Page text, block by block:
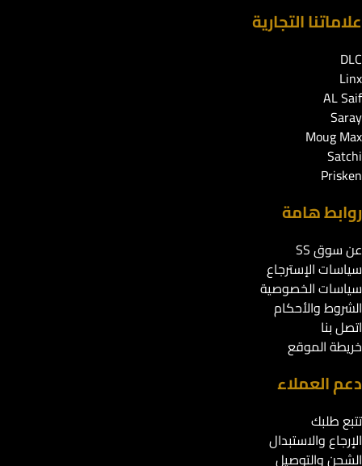
علاماتنا التجارية
DLC
Linx
AL Saif
Saray
Moug Max
Satchi
Prisken
روابط هامة
عن سوق SS
سياسات الإسترجاع
سياسات الخصوصية
الشروط والأحكام
اتصل بنا
خريطة الموقع
دعم العملاء
تتبع طلبك
الإرجاع والاستبدال
الشحن والتوصيل